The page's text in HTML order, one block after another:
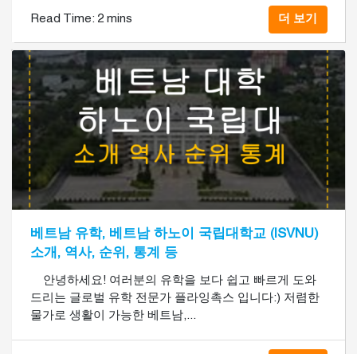
Read Time: 2 mins 더 보기
베트남 유학, 베트남 하노이 국립대학교 (ISVNU)
소개, 역사, 순위, 통계 등
안녕하세요! 여러분의 유학을 보다 쉽고 빠르게 도와
드리는 글로벌 유학 전문가 플라잉촉스 입니다:) 저렴한
물가로 생활이 가능한 베트남,...